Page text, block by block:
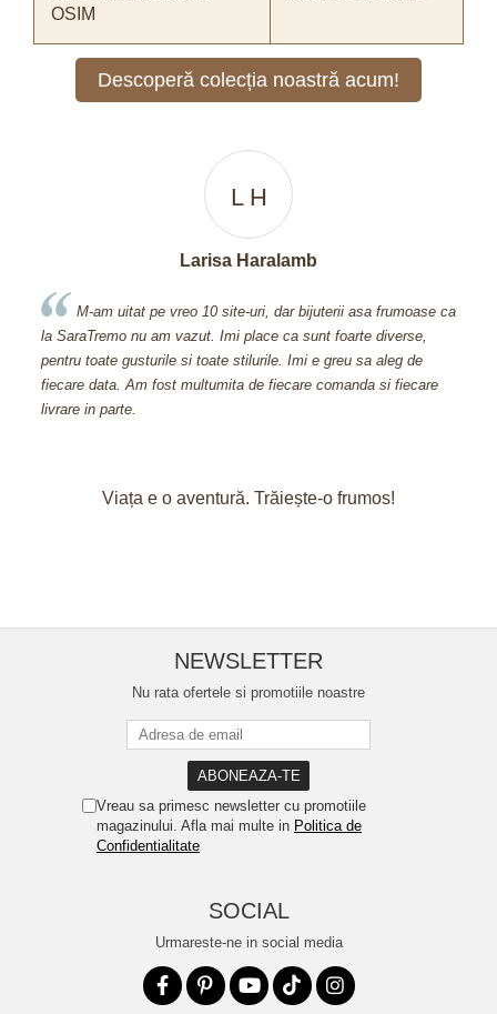
OSIM
Descoperă colecția noastră acum!
A D
Apetri Dorina
Cand am descoperit acest site, am facut o comanda de
600 si ceva de lei din prima, deoarece nu m-am putut abtine.
Aveti bijuterii prea frumoase! Multumesc pentru bijuteria pe care
mi-ati oferit-o cadou, inseamna foarte mult pt mine ca stiti sa va
pretuiti clientii fideli!
Viața e o aventură. Trăiește-o frumos!
NEWSLETTER
Nu rata ofertele si promotiile noastre
Vreau sa primesc newsletter cu promotiile
magazinului. Afla mai multe in Politica de
Confidentialitate
SOCIAL
Urmareste-ne in social media